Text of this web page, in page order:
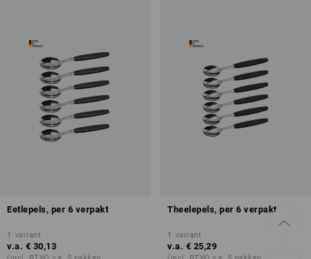
Eetlepels, per 6 verpakt
1 variant
v.a. € 30,13
Theelepels, per 6 verpakt
1 variant
v.a. € 25,29